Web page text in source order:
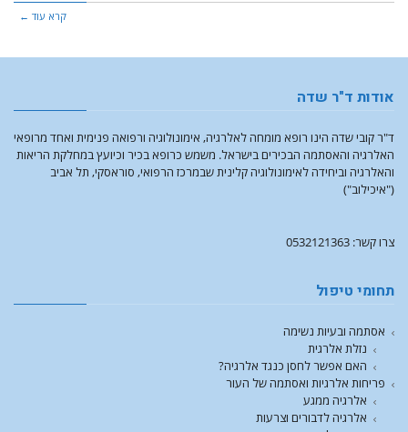
קרא עוד ←
אודות ד"ר שדה
ד"ר קובי שדה הינו רופא מומחה לאלרגיה, אימונולוגיה ורפואה פנימית ואחד מרופאי
האלרגיה והאסתמה הבכירים בישראל. משמש כרופא בכיר וכיועץ במחלקת הריאות
והאלרגיה וביחידה לאימונולוגיה קלינית שבמרכז הרפואי, סוראסקי, תל אביב
("איכילוב")
צרו קשר: 0532121363
תחומי טיפול
אסתמה ובעיות נשימה
נזלת אלרגית
האם אפשר לחסן כנגד אלרגיה?
פריחות אלרגיות ואסתמה של העור
אלרגיה ממגע
אלרגיה לדבורים וצרעות